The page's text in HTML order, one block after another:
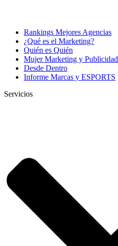
Rankings Mejores Agencias
¿Qué es el Marketing?
Quién es Quién
Mujer Marketing y Publicidad
Desde Dentro
Informe Marcas y ESPORTS
Servicios